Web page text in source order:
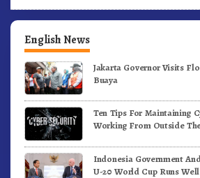
English News
Jakarta Governor Visits
Buaya
Ten Tips For Maintaining
Working From Outside
Indonesia Government
U-20 World Cup Runs